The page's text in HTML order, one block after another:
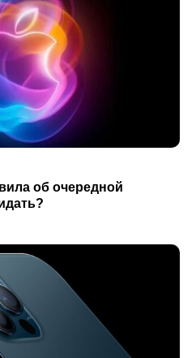
об очередной